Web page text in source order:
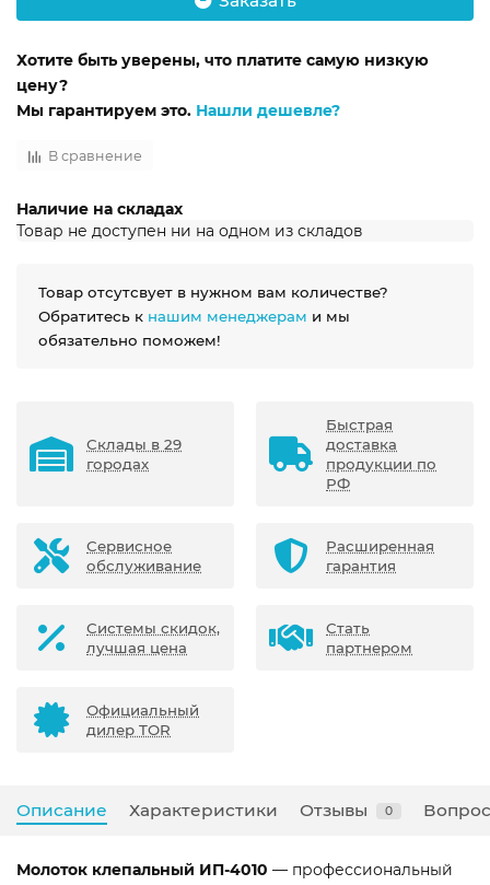
Хотите быть уверены, что платите самую низкую
цену?
Мы гарантируем это. Нашли дешевле?
В сравнение
Наличие на складах
Товар не доступен ни на одном из складов
Товар отсутсвует в нужном вам количестве?
Обратитесь к нашим менеджерам и мы
обязательно поможем!
Склады в 29
городах
Быстрая
доставка
продукции по
РФ
Сервисное
обслуживание
Расширенная
гарантия
Системы скидок,
лучшая цена
Стать
партнером
Официальный
дилер TOR
Описание Характеристики Отзывы 0
Молоток клепальный ИП-4010 — профессиональный